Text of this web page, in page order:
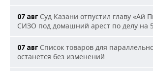
07 авг Суд Казани отпустил главу «Ай
СИЗО под домашний арест по делу на
07 авг Список товаров для
останется без изменений